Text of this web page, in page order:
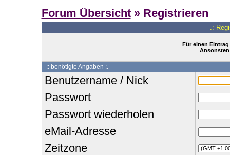
Forum Übersicht» Registrieren
.:
Für einen
:: benötigte Angaben :.
Benutzername / Nick
Passwort
Passwort wiederholen
eMail-Adresse
Zeitzone